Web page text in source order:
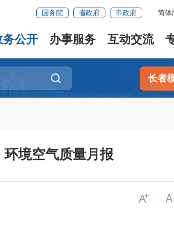
国务院 省政府 市政府 简体
务公开 办事服务 互动交流
长者
环境空气质量月报